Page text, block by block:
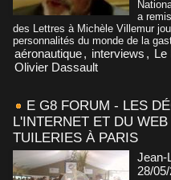
a
des Lettres à Michèle Villemur
personnalités du monde de la
aéronautique, interviews , Le
Olivier Dassault
E G8 FORUM - LES
L'INTERNET ET DU
TUILERIES À PARIS
Jean-
28/